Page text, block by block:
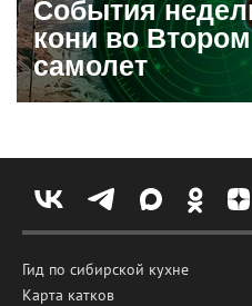
События
кони во
самолет
Гид по сибирской кухне
Карта катков